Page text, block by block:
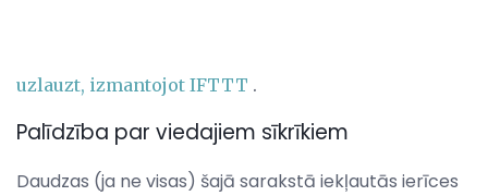
uzlauzt, izmantojot IFTTT .
Palīdzība par viedajiem sīkrīkiem
Daudzas (ja ne visas) šajā sarakstā iekļautās ierīces